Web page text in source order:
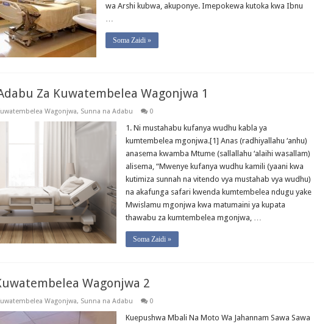
wa Arshi kubwa, akuponye. Imepokewa kutoka kwa Ibnu
Soma Zaidi »
Za Kuwatembelea Wagonjwa 1
Wagonjwa, Sunna na Adabu 0
1. Ni mustahabu kufanya wudhu kabla ya
kumtembelea mgonjwa.[1] Anas (radhiyallahu ‘anhu)
anasema kwamba Mtume (sallallahu ‘alaihi wasallam)
alisema, “Mwenye kufanya wudhu kamili (yaani kwa
kutimiza sunnah na vitendo vya mustahab vya wudhu)
na akafunga safari kwenda kumtembelea ndugu yake
Mwislamu mgonjwa kwa matumaini ya kupata
thawabu za kumtembelea mgonjwa, …
Soma Zaidi »
Wagonjwa 2
Wagonjwa, Sunna na Adabu 0
Kuepushwa Mbali Na Moto Wa Jahannam Sawa Sawa